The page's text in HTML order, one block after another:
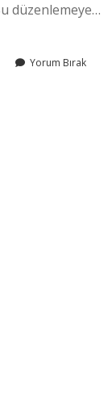
düzenlemeye…
Yorum Bırak